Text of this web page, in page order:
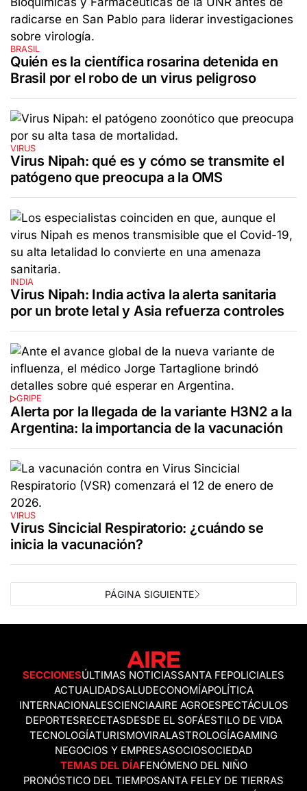
BRASIL
Quién es la científica rosarina detenida en
Brasil por el robo de un virus peligroso
VIRUS
Virus Nipah: qué es y cómo se transmite el
patógeno que preocupa a la OMS
INDIA
Virus Nipah: India activa la alerta sanitaria
por un brote letal y Asia refuerza controles
GRIPE
Alerta por la llegada de la variante H3N2 a la
Argentina: la importancia de la vacunación
VIRUS
Virus Sincicial Respiratorio: ¿cuándo se
inicia la vacunación?
PÁGINA SIGUIENTE
SECCIONESÚLTIMAS NOTICIASSANTA FEPOLICIALES
ACTUALIDADSALUDECONOMÍAPOLÍTICA
INTERNACIONALESCIENCIAAIRE AGROESPECTÁCULOS
DEPORTESRECETASDESDE EL SOFÁESTILO DE VIDA
TECNOLOGÍATURISMOVIRALASTROLOGÍAGAMING
NEGOCIOS Y EMPRESASOCIOSOCIEDAD
TEMAS DEL DÍAFENÓMENO DEL NIÑO
PRONÓSTICO DEL TIEMPOSANTA FELEY DE TIERRAS